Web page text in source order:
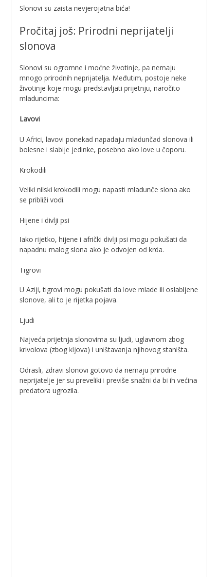
Slonovi su zaista nevjerojatna bića!
Pročitaj još: Prirodni neprijatelji
slonova
Slonovi su ogromne i moćne životinje, pa nemaju
mnogo prirodnih neprijatelja. Međutim, postoje neke
životinje koje mogu predstavljati prijetnju, naročito
mladuncima:
Lavovi
U Africi, lavovi ponekad napadaju mladunčad slonova ili
bolesne i slabije jedinke, posebno ako love u čoporu.
Krokodili
Veliki nilski krokodili mogu napasti mladunče slona ako
se približi vodi.
Hijene i divlji psi
Iako rijetko, hijene i afrički divlji psi mogu pokušati da
napadnu malog slona ako je odvojen od krda.
Tigrovi
U Aziji, tigrovi mogu pokušati da love mlade ili oslabljene
slonove, ali to je rijetka pojava.
Ljudi
Najveća prijetnja slonovima su ljudi, uglavnom zbog
krivolova (zbog kljova) i uništavanja njihovog staništa.
Odrasli, zdravi slonovi gotovo da nemaju prirodne
neprijatelje jer su preveliki i previše snažni da bi ih većina
predatora ugrozila.